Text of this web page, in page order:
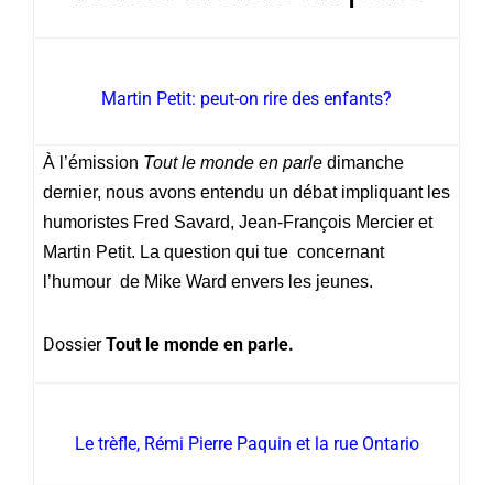
Martin Petit: peut-on rire des enfants?
À l’émission Tout le monde en parle dimanche
dernier, nous avons entendu un débat impliquant les
humoristes Fred Savard, Jean-François Mercier et
Martin Petit. La question qui tue concernant
l’humour de Mike Ward envers les jeunes.
DossierTout le monde en parle.
Le trèfle, Rémi Pierre Paquin et la rue Ontario